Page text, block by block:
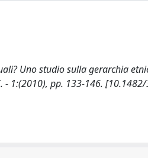
Uno studio sulla gerarchia
- 1:(2010), pp. 133-146.